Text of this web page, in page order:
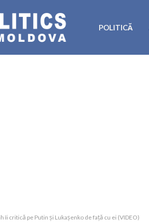
POLITICĂ
îi critică pe Putin și Lukașenko de față cu ei (VIDEO)